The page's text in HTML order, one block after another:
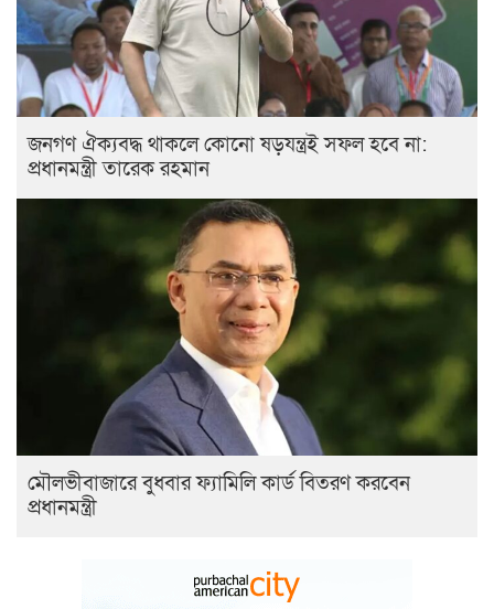
জনগণ ঐক্যবদ্ধ থাকলে কোনো ষড়যন্ত্রই সফল হবে না:
প্রধানমন্ত্রী তারেক রহমান
মৌলভীবাজারে বুধবার ফ্যামিলি কার্ড বিতরণ করবেন
প্রধানমন্ত্রী